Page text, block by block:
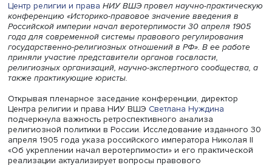
Фото: Даниил Прокофьев / Высшая школа экономики
Центр религии и права НИУ ВШЭ провел научно-
конференцию «Историко-правовое значение введения
года для современной системы правового
государственно-религиозных отношений в РФ». В ее
приняли участие представители органов госвласти,
религиозных организаций, научно-экспертного
также практикующие юристы.